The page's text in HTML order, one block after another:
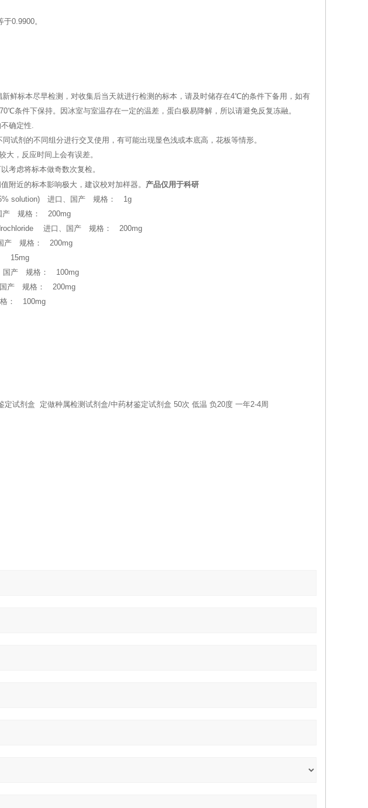
0.9900。
鲜标本尽早检测，对收集后当天就进行检测的标本，请及时储存在4℃的条件下备用，如有
条件下保持。因冰室与室温存在一定的温差，蛋白极易降解，所以请避免反复冻融。
确定性.
试剂的不同组分进行交叉使用，有可能出现显色浅或本底高，花板等情形。
大，反应时间上会有误差。
考虑将标本做奇数次复检。
附近的标本影响极大，建议校对加样器。 产品仅用于科研
solution) 进口、国产 规格： 1g
产 规格： 200mg
进口、国产 规格： 200mg
产 规格： 200mg
15mg
国产 规格： 100mg
产 规格： 200mg
： 100mg
定试剂盒 定做种属检测试剂盒/中药材鉴定试剂盒 50次 低温 负20度 一年2-4周